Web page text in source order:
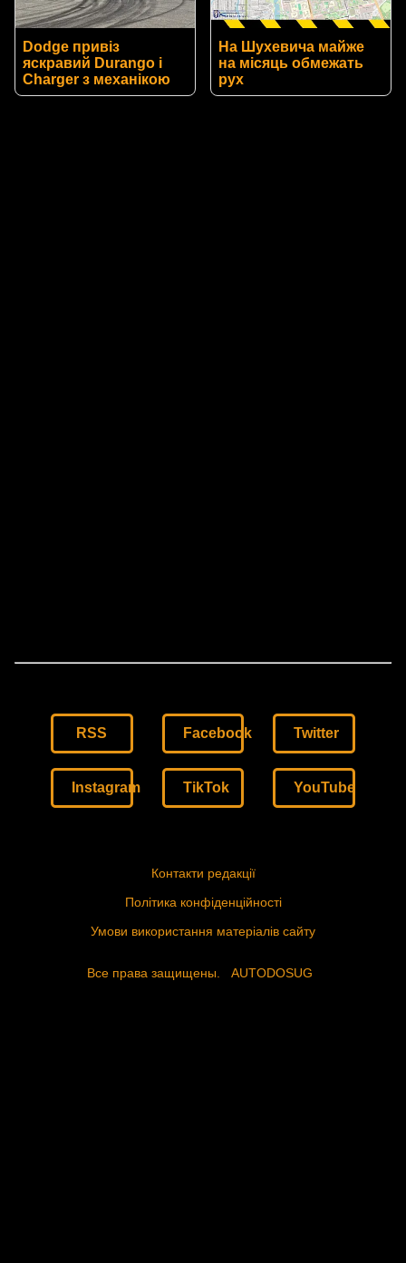
Dodge привіз
яскравий Durango і
Charger з механікою
На Шухевича майже
на місяць обмежать
рух
RSS Facebook Twitter
Instagram TikTok YouTube
Контакти редакції
Політика конфіденційності
Умови використання матеріалів сайту
Все права защищены. AUTODOSUG